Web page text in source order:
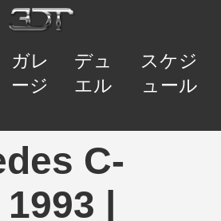
ガレ
ージ
デュ
エル
スケジ
ュール
C-
|